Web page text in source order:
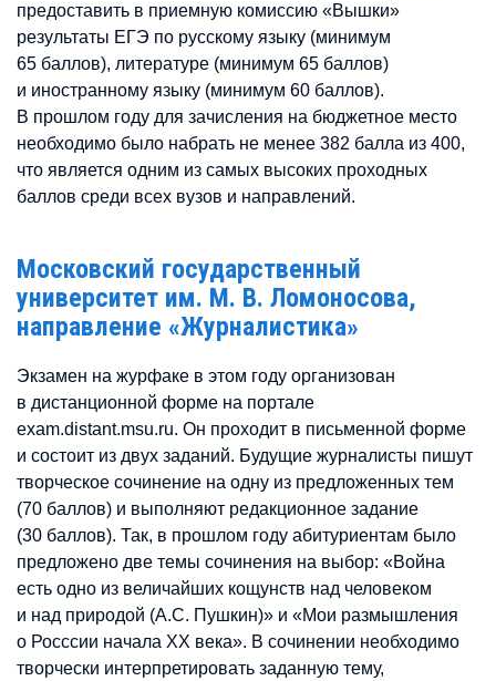
предоставить в приемную комиссию «Вышки»
результаты ЕГЭ по русскому языку (минимум
65 баллов), литературе (минимум 65 баллов)
и иностранному языку (минимум 60 баллов).
В прошлом году для зачисления на бюджетное место
необходимо было набрать не менее 382 балла из 400,
что является одним из самых высоких проходных
баллов среди всех вузов и направлений.
Московский государственный
университет им. М. В. Ломоносова,
направление «Журналистика»
Экзамен на журфаке в этом году организован
в дистанционной форме на портале
exam.distant.msu.ru. Он проходит в письменной форме
и состоит из двух заданий. Будущие журналисты пишут
творческое сочинение на одну из предложенных тем
(70 баллов) и выполняют редакционное задание
(30 баллов). Так, в прошлом году абитуриентам было
предложено две темы сочинения на выбор: «Война
есть одно из величайших кощунств над человеком
и над природой (А.С. Пушкин)» и «Мои размышления
о Росссии начала XX века». В сочинении необходимо
творчески интерпретировать заданную тему,